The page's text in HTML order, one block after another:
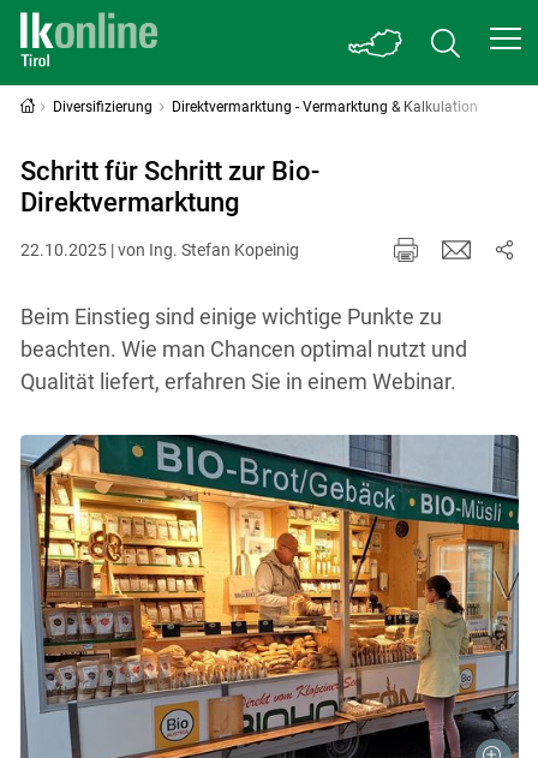
Diversifizierung Direktvermarktung - Vermarktung & Kalkulation
Schritt für Schritt zur Bio-
Direktvermarktung
22.10.2025 | von Ing. Stefan Kopeinig
Beim Einstieg sind einige wichtige Punkte zu
beachten. Wie man Chancen optimal nutzt und
Qualität liefert, erfahren Sie in einem Webinar.